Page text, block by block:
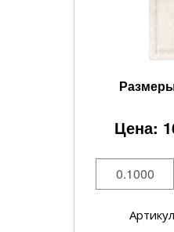
Цена: